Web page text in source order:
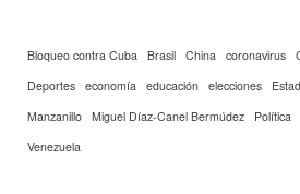
Bloqueo contra Cuba Brasil China coronavirus
Deportes economía educación elecciones
Manzanillo Miguel Díaz-Canel Bermúdez Política
Venezuela